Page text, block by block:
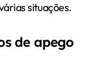
situações.
de apego